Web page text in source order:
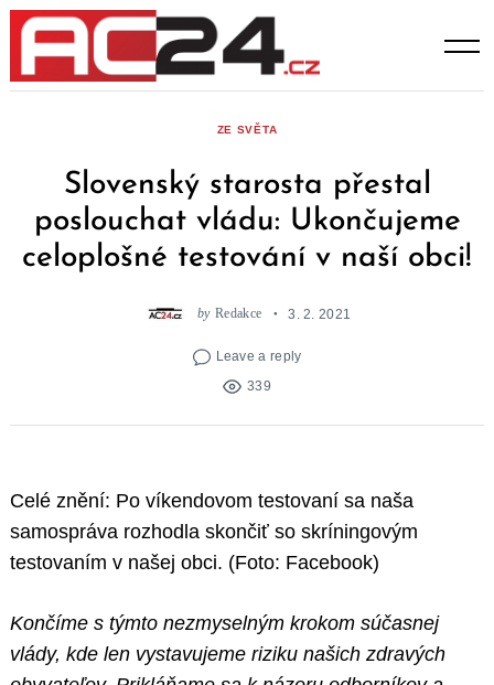
Skip
content
ZE SVĚTA
Slovenský starosta přestal
poslouchat vládu: Ukončujeme
celoplošné testování v naší obci!
by Redakce 3. 2. 2021
Leave a reply
339
Celé znění: Po víkendovom testovaní sa naša
samospráva rozhodla skončiť so skríningovým
testovaním v našej obci. (Foto: Facebook)
Končíme s týmto nezmyselným krokom súčasnej
vlády, kde len vystavujeme riziku našich zdravých